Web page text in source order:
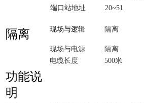
端口站地址
20~51
隔离 现场与逻辑 隔离
现场与电源
隔离
电缆长度
500米
功能说
明